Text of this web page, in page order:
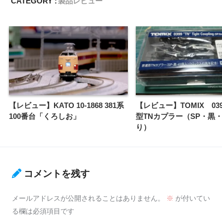
【レビュー】KATO 10-1868 381系
100番台「くろしお」
【レビュー】TOMIX
型TNカプラー（SP・黒
り）
コメントを残す
メールアドレスが公開されることはありません。 ※ が付いてい
る欄は必須項目です